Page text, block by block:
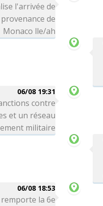
l'arrivée de
de
Monaco lle/ah
06/08 19:31
contre
et un réseau
militaire
06/08 18:53
remporte la 6e